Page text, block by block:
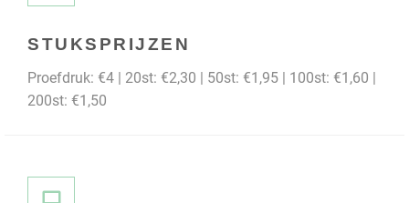
STUKSPRIJZEN
Proefdruk: €4 | 20st: €2,30 | 50st: €1,95 | 100st: €1,60 |
200st: €1,50